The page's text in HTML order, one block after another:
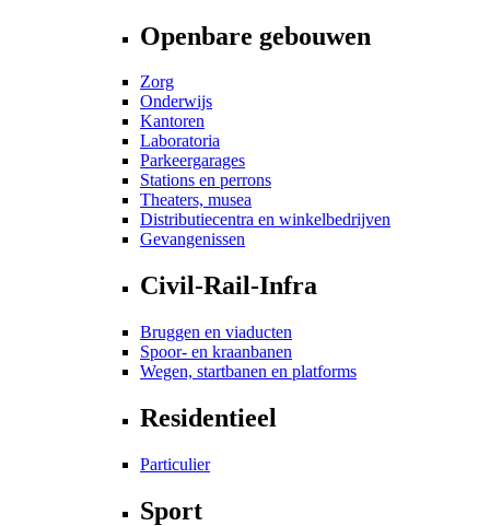
Openbare gebouwen
Zorg
Onderwijs
Kantoren
Laboratoria
Parkeergarages
Stations en perrons
Theaters, musea
Distributiecentra en winkelbedrijven
Gevangenissen
Civil-Rail-Infra
Bruggen en viaducten
Spoor- en kraanbanen
Wegen, startbanen en platforms
Residentieel
Particulier
Sport